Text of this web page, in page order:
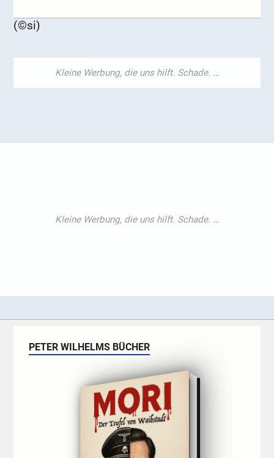
(©si)
PETER WILHELMS BÜCHER